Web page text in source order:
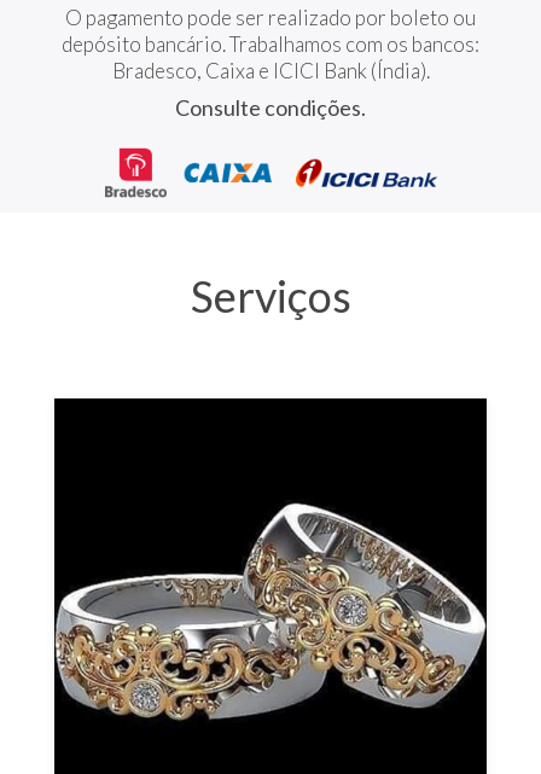
O pagamento pode ser realizado por boleto ou
depósito bancário. Trabalhamos com os bancos:
Bradesco, Caixa e ICICI Bank (Índia).
Consulte condições.
Serviços